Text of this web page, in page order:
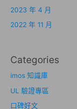
2023 年 4 月
2022 年 11 月
Categories
imos 知識庫
UL 驗證專區
口碑好文